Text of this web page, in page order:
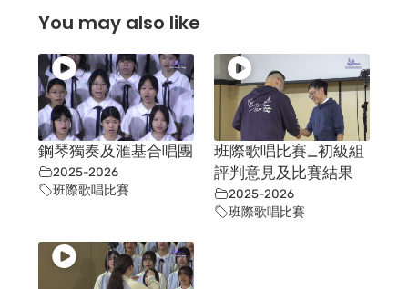
You may also like
鋼琴獨奏及滙基合唱團
2025-2026
班際歌唱比賽
班際歌唱比賽_初級組
評判意見及比賽結果
2025-2026
班際歌唱比賽